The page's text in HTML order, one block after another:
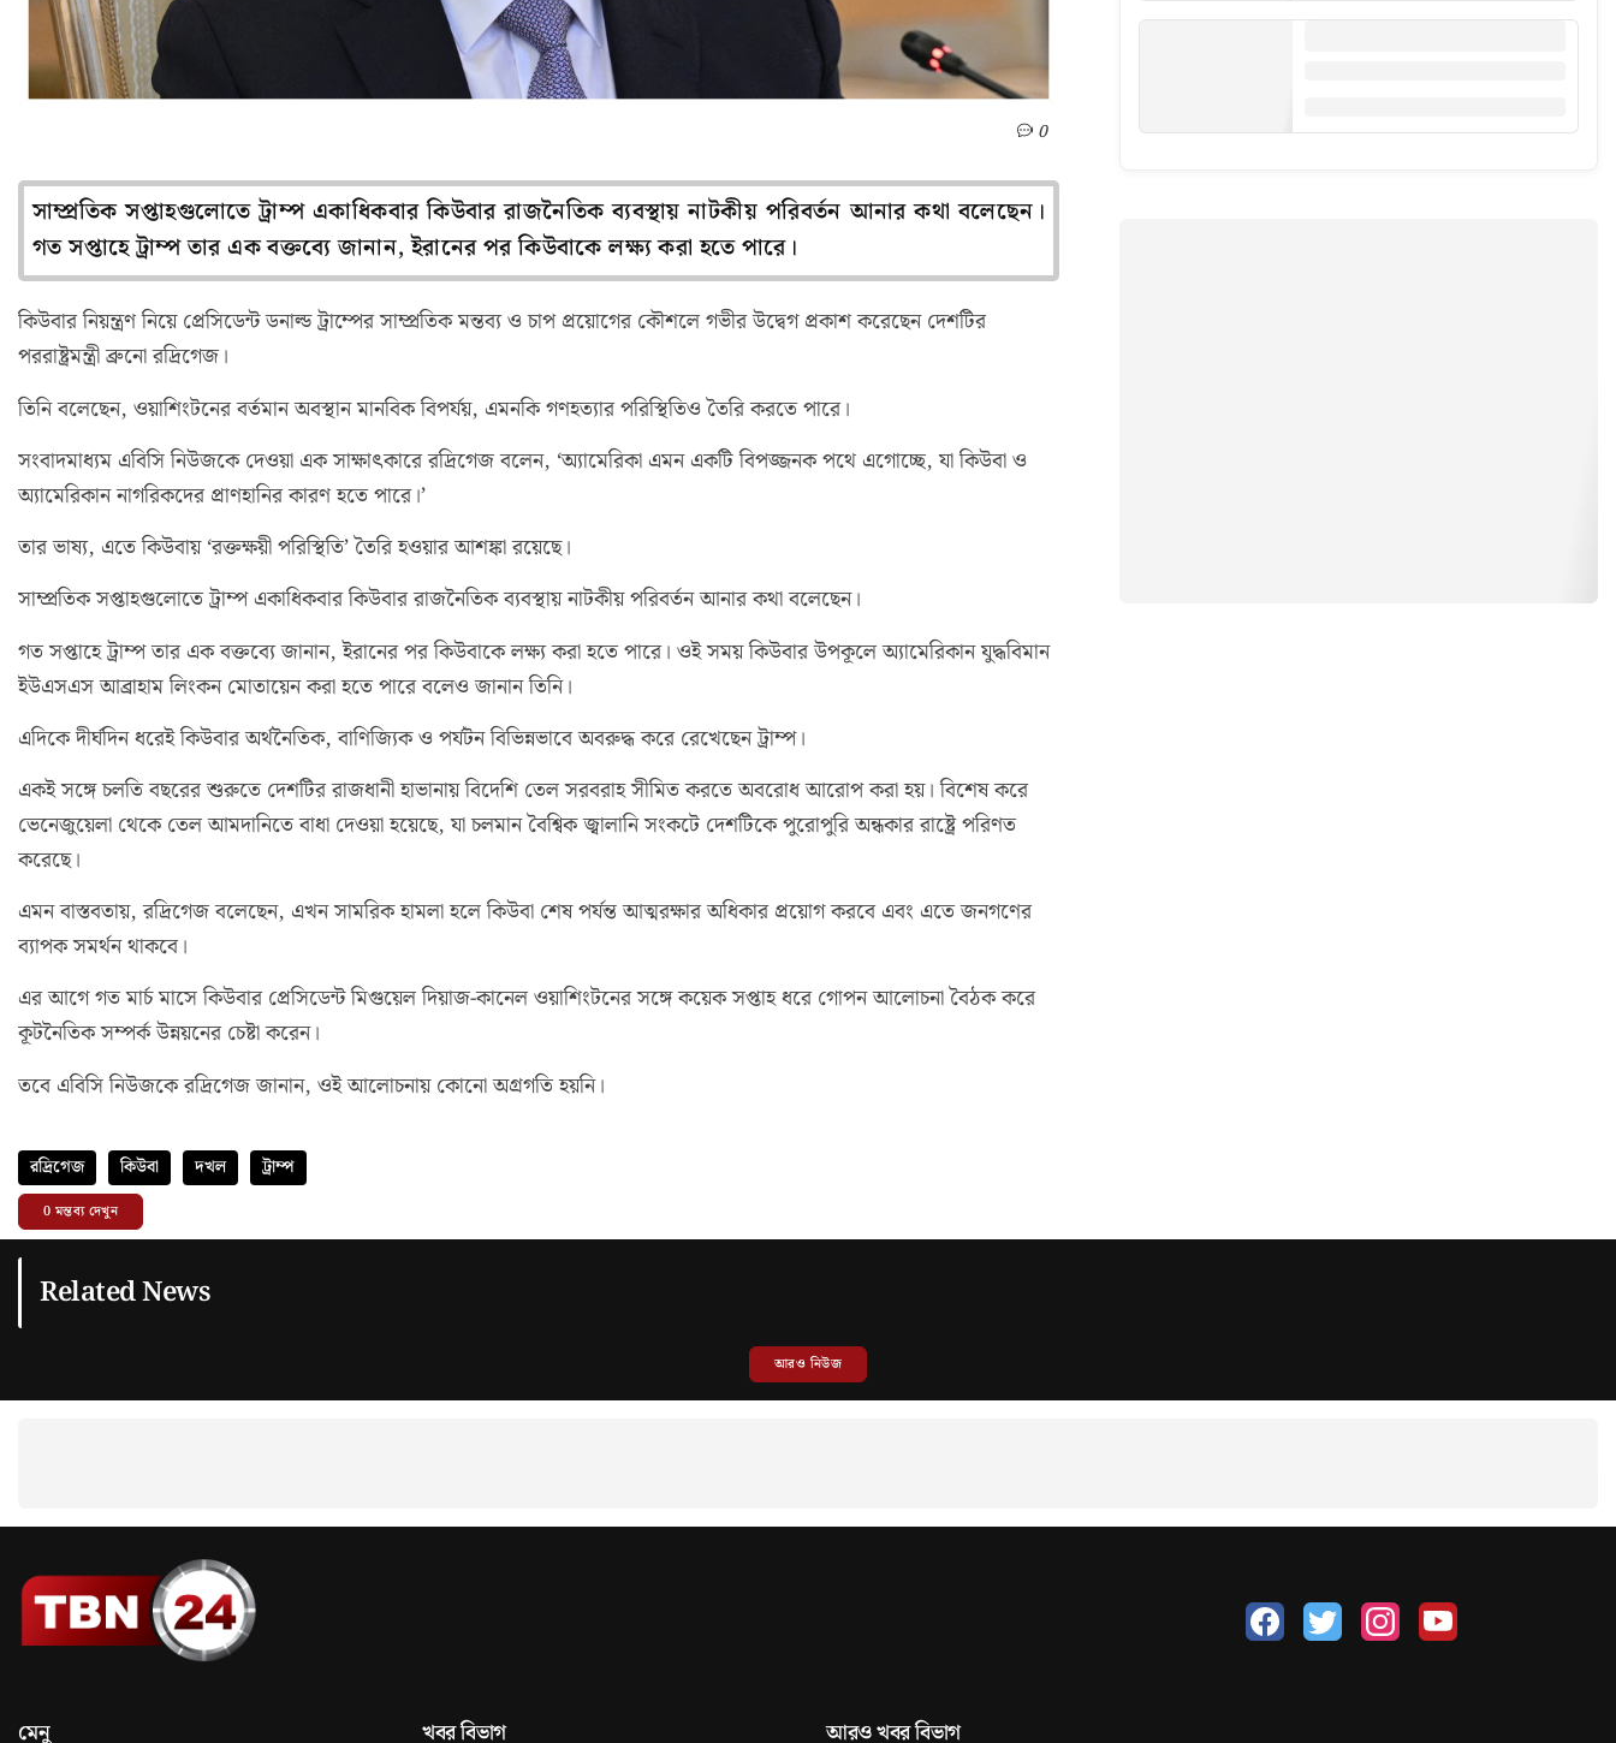
0
সাম্প্রতিক সপ্তাহগুলোতে ট্রাম্প একাধিকবার কিউবার রাজনৈতিক ব্যবস্থায় নাটকীয় পরিবর্তন আনার কথা বলেছেন।
গত সপ্তাহে ট্রাম্প তার এক বক্তব্যে জানান, ইরানের পর কিউবাকে লক্ষ্য করা হতে পারে।
কিউবার নিয়ন্ত্রণ নিয়ে প্রেসিডেন্ট ডনাল্ড ট্রাম্পের সাম্প্রতিক মন্তব্য ও চাপ প্রয়োগের কৌশলে গভীর উদ্বেগ প্রকাশ করেছেন দেশটির
পররাষ্ট্রমন্ত্রী ব্রুনো রদ্রিগেজ।
তিনি বলেছেন, ওয়াশিংটনের বর্তমান অবস্থান মানবিক বিপর্যয়, এমনকি গণহত্যার পরিস্থিতিও তৈরি করতে পারে।
সংবাদমাধ্যম এবিসি নিউজকে দেওয়া এক সাক্ষাৎকারে রদ্রিগেজ বলেন, ‘অ্যামেরিকা এমন একটি বিপজ্জনক পথে এগোচ্ছে, যা কিউবা ও
অ্যামেরিকান নাগরিকদের প্রাণহানির কারণ হতে পারে।’
তার ভাষ্য, এতে কিউবায় ‘রক্তক্ষয়ী পরিস্থিতি’ তৈরি হওয়ার আশঙ্কা রয়েছে।
সাম্প্রতিক সপ্তাহগুলোতে ট্রাম্প একাধিকবার কিউবার রাজনৈতিক ব্যবস্থায় নাটকীয় পরিবর্তন আনার কথা বলেছেন।
গত সপ্তাহে ট্রাম্প তার এক বক্তব্যে জানান, ইরানের পর কিউবাকে লক্ষ্য করা হতে পারে। ওই সময় কিউবার উপকূলে অ্যামেরিকান যুদ্ধবিমান
ইউএসএস আব্রাহাম লিংকন মোতায়েন করা হতে পারে বলেও জানান তিনি।
এদিকে দীর্ঘদিন ধরেই কিউবার অর্থনৈতিক, বাণিজ্যিক ও পর্যটন বিভিন্নভাবে অবরুদ্ধ করে রেখেছেন ট্রাম্প।
একই সঙ্গে চলতি বছরের শুরুতে দেশটির রাজধানী হাভানায় বিদেশি তেল সরবরাহ সীমিত করতে অবরোধ আরোপ করা হয়। বিশেষ করে
ভেনেজুয়েলা থেকে তেল আমদানিতে বাধা দেওয়া হয়েছে, যা চলমান বৈশ্বিক জ্বালানি সংকটে দেশটিকে পুরোপুরি অন্ধকার রাষ্ট্রে পরিণত
করেছে।
এমন বাস্তবতায়, রদ্রিগেজ বলেছেন, এখন সামরিক হামলা হলে কিউবা শেষ পর্যন্ত আত্মরক্ষার অধিকার প্রয়োগ করবে এবং এতে জনগণের
ব্যাপক সমর্থন থাকবে।
এর আগে গত মার্চ মাসে কিউবার প্রেসিডেন্ট মিগুয়েল দিয়াজ-কানেল ওয়াশিংটনের সঙ্গে কয়েক সপ্তাহ ধরে গোপন আলোচনা বৈঠক করে
কূটনৈতিক সম্পর্ক উন্নয়নের চেষ্টা করেন।
তবে এবিসি নিউজকে রদ্রিগেজ জানান, ওই আলোচনায় কোনো অগ্রগতি হয়নি।
রদ্রিগেজ কিউবা দখল ট্রাম্প
0মন্তব্য দেখুন
Related News
আরও নিউজ
মেনু খবর বিভাগ আরও খবর বিভাগ